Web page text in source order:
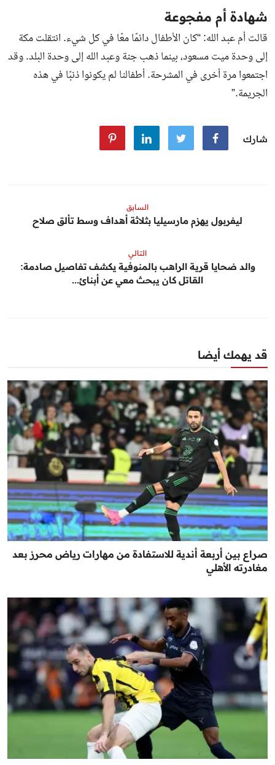
شهادة أم مفجوعة
قالت أم عبد الله: “كان الأطفال دائمًا معًا في كل شيء. انتقلت مكة
إلى وحدة ميت مسعود، بينما ذهب جنة وعبد الله إلى وحدة البلد. وقد
اجتمعوا مرة أخرى في المشرحة. أطفالنا لم يكونوا ذنبًا في هذه
الجريمة.”
شارك
السابق
ليفربول يهزم مارسيليا بثلاثة أهداف وسط تألق صلاح
التالي
والد ضحايا قرية الراهب بالمنوفية يكشف تفاصيل صادمة:
القاتل كان يبحث معي عن أبنائ...
قد يهمك أيضا
صراع بين أربعة أندية للاستفادة من مهارات رياض محرز بعد
مغادرته الأهلي